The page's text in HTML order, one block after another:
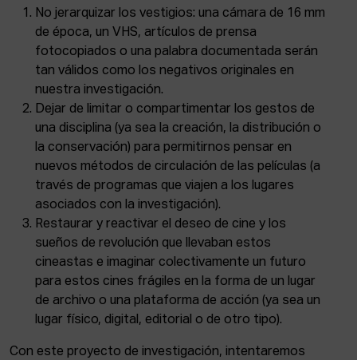
No jerarquizar los vestigios: una cámara de 16 mm
de época, un VHS, artículos de prensa
fotocopiados o una palabra documentada serán
tan válidos como los negativos originales en
nuestra investigación.
Dejar de limitar o compartimentar los gestos de
una disciplina (ya sea la creación, la distribución o
la conservación) para permitirnos pensar en
nuevos métodos de circulación de las películas (a
través de programas que viajen a los lugares
asociados con la investigación).
Restaurar y reactivar el deseo de cine y los
sueños de revolución que llevaban estos
cineastas e imaginar colectivamente un futuro
para estos cines frágiles en la forma de un lugar
de archivo o una plataforma de acción (ya sea un
lugar físico, digital, editorial o de otro tipo).
Con este proyecto de investigación, intentaremos